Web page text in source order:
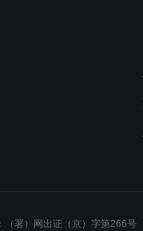
（署）网出证（京）字第266号